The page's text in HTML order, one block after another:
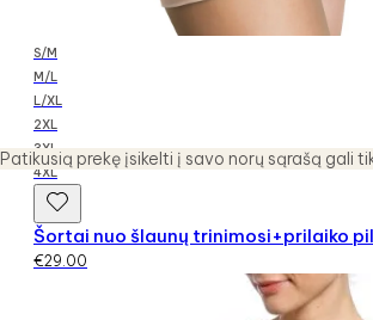
Patikusią prekę įsikelti į savo norų sąrašą gali
S/M
M/L
L/XL
2XL
3XL
4XL
Šortai nuo šlaunų trinimosi+prilaiko
€29.00